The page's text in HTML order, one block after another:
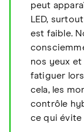
peut
LED,
est faible.
nos yeux
fatiguer
cela, les
contrôle
ce qui évite